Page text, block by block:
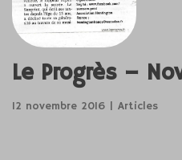
Le Progrès –
12 novembre 2016 Articles